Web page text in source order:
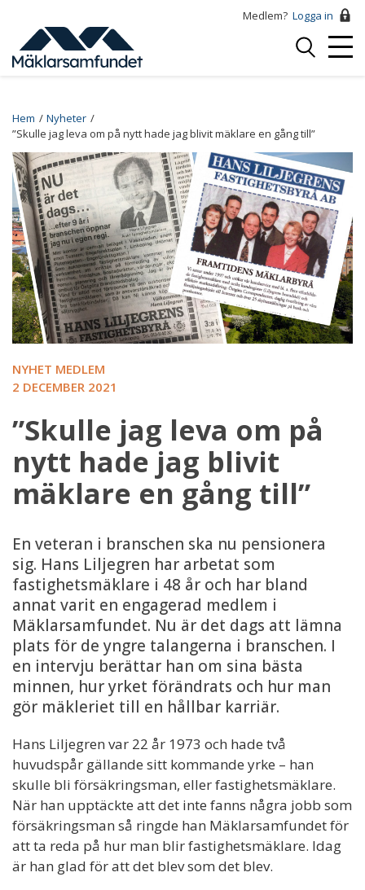
huvudinnehåll
Medlem? Logga in
Logga
Breadcrumb
Hem
Nyheter
”Skulle jag leva om på nytt hade jag blivit mäklare en gång till”
NYHET MEDLEM
2 DECEMBER 2021
”Skulle jag leva om på
nytt hade jag blivit
mäklare en gång till”
En veteran i branschen ska nu pensionera
sig. Hans Liljegren har arbetat som
fastighetsmäklare i 48 år och har bland
annat varit en engagerad medlem i
Mäklarsamfundet. Nu är det dags att lämna
plats för de yngre talangerna i branschen. I
en intervju berättar han om sina bästa
minnen, hur yrket förändrats och hur man
gör mäkleriet till en hållbar karriär.
Hans Liljegren var 22 år 1973 och hade två
huvudspår gällande sitt kommande yrke – han
skulle bli försäkringsman, eller fastighetsmäklare.
När han upptäckte att det inte fanns några jobb som
försäkringsman så ringde han Mäklarsamfundet för
att ta reda på hur man blir fastighetsmäklare. Idag
är han glad för att det blev som det blev.